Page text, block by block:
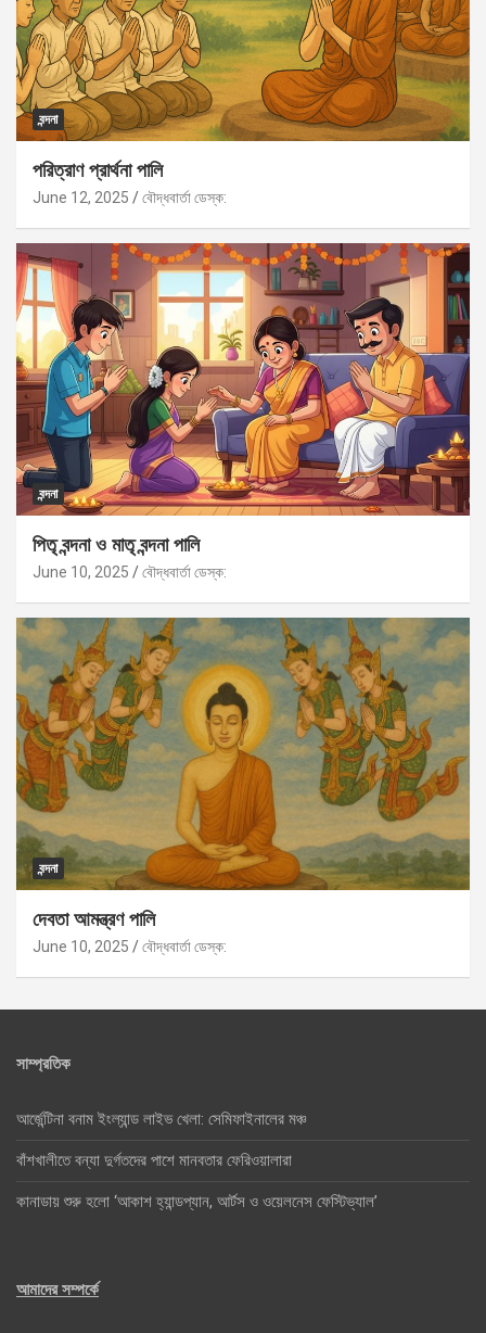
বন্দনা
পরিত্রাণ প্রার্থনা পালি
June 12, 2025 বৌদ্ধবার্তা ডেস্ক:
বন্দনা
পিতৃ বন্দনা ও মাতৃ বন্দনা পালি
June 10, 2025 বৌদ্ধবার্তা ডেস্ক:
বন্দনা
দেবতা আমন্ত্রণ পালি
June 10, 2025 বৌদ্ধবার্তা ডেস্ক:
সাম্প্রতিক
আর্জেন্টিনা বনাম ইংল্যান্ড লাইভ খেলা: সেমিফাইনালের মঞ্চ
বাঁশখালীতে বন্যা দুর্গতদের পাশে মানবতার ফেরিওয়ালারা
কানাডায় শুরু হলো ‘আকাশ হ্যান্ডপ্যান, আর্টস ও ওয়েলনেস ফেস্টিভ্যাল’
আমাদের সম্পর্কে